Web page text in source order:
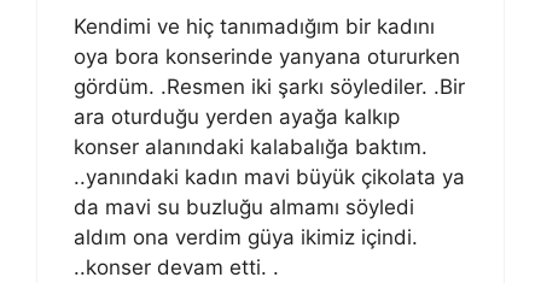
Kendimi ve hiç tanımadığım bir kadını
oya bora konserinde yanyana otururken
gördüm. .Resmen iki şarkı söylediler. .Bir
ara oturduğu yerden ayağa kalkıp
konser alanındaki kalabalığa baktım.
..yanındaki kadın mavi büyük çikolata ya
da mavi su buzluğu almamı söyledi
aldım ona verdim güya ikimiz içindi.
..konser devam etti. .